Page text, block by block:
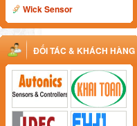
Wick Sensor
ĐỐI TÁC & KHÁCH HÀNG